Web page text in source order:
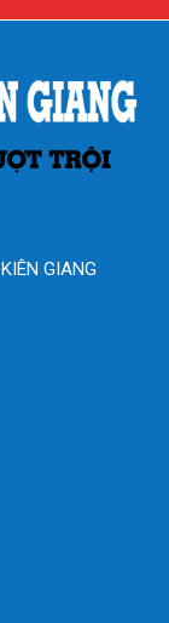
GIANG